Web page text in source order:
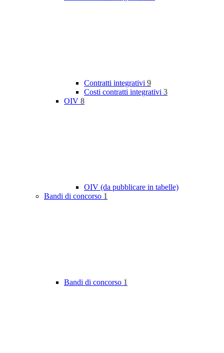
Contratti integrativi 9
Costi contratti integrativi 3
OIV 8
OIV (da pubblicare in tabelle)
Bandi di concorso 1
Bandi di concorso 1